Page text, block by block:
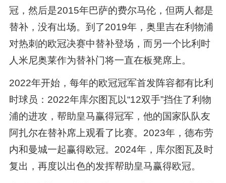
冠，然后是2015年巴萨的费尔马伦，但两人都是
替补，没有出场。到了2019年，奥里吉在利物浦
对热刺的欧冠决赛中替补登场，而另一个比利时
人米尼奥莱作为替补门将一直在板凳席上。
2022年开始，每年的欧冠冠军首发阵容都有比利
时球员：2022年库尔图瓦以“12双手”挡住了利物
浦的进攻，帮助皇马赢得冠军，他的国家队队友
阿扎尔在替补席上观看了比赛。2023年，德布劳
内和曼城一起赢得欧冠。2024年，库尔图瓦及时
复出，再度以出色的发挥帮助皇马赢得欧冠。